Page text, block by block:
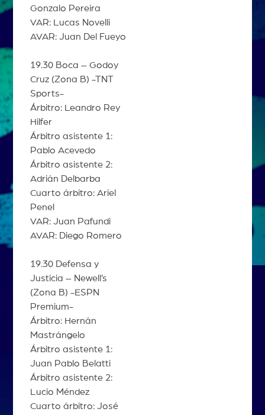
Gonzalo Pereira
VAR: Lucas Novelli
AVAR: Juan Del Fueyo
19.30 Boca – Godoy
Cruz (Zona B) -TNT
Sports-
Árbitro: Leandro Rey
Hilfer
Árbitro asistente 1:
Pablo Acevedo
Árbitro asistente 2:
Adrián Delbarba
Cuarto árbitro: Ariel
Penel
VAR: Juan Pafundi
AVAR: Diego Romero
19.30 Defensa y
Justicia – Newell’s
(Zona B) -ESPN
Premium-
Árbitro: Hernán
Mastrángelo
Árbitro asistente 1:
Juan Pablo Belatti
Árbitro asistente 2:
Lucio Méndez
Cuarto árbitro: José